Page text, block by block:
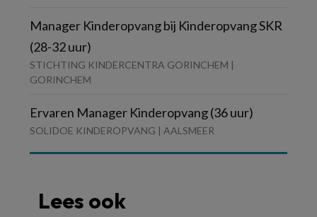
Manager Kinderopvang bij Kinderopvang SKR
(28-32 uur)
STICHTING KINDERCENTRA GORINCHEM |
GORINCHEM
Ervaren Manager Kinderopvang (36 uur)
SOLIDOE KINDEROPVANG | AALSMEER
Lees ook